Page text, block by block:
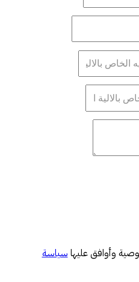
وأوافق عليها سياسة